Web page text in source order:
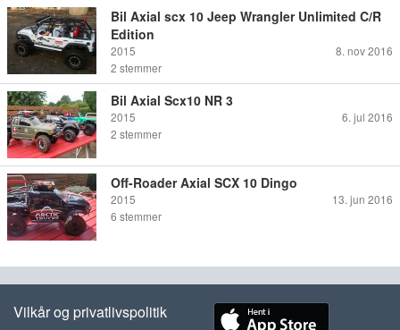
Bil Axial scx 10 Jeep Wrangler Unlimited C/R
Edition
2015
8. nov 2016
2 stemmer
Bil Axial Scx10 NR 3
2015
6. jul 2016
2 stemmer
Off-Roader Axial SCX 10 Dingo
2015
13. jun 2016
6 stemmer
Vilkår og privatlivspolitik